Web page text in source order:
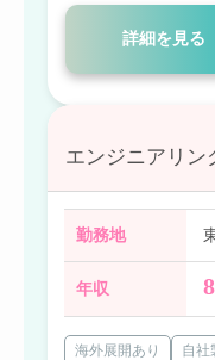
詳細を見る
エンジニアリン
勤務地
年収
海外展開あり 自社